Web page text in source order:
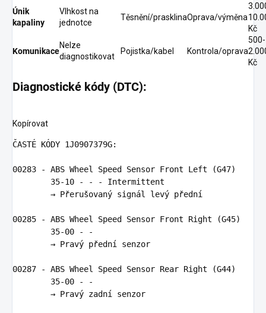
Únik
kapaliny
Vlhkost na
jednotce
Těsnění/prasklinaOprava/výměna
Kč
Komunikace
Nelze
diagnostikovat
Pojistka/kabel Kontrola/oprava
500-
Kč
Diagnostické kódy (DTC):
Kopírovat
ČASTÉ KÓDY 1J0907379G:
00283 - ABS Wheel Speed Sensor Front Left (G47)
35-10 - - -
Intermittent
        →
Přerušovaný signál levý přední
00285 - ABS Wheel Speed Sensor Front Right (G45)
35-00 -
-
        →
Pravý přední senzor
00287 - ABS Wheel Speed Sensor Rear Right (G44)
35-00 -
-
        →
Pravý zadní senzor